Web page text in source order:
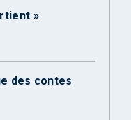
»
des contes